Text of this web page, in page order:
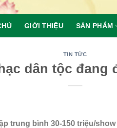
GIỚI THIỆU SẢN PHẨM
TIN TỨC
dân tộc đang
trung bình 30-150 triệu/